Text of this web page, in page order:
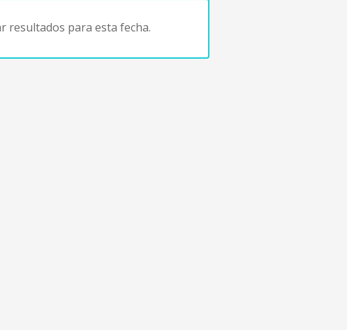
resultados para esta fecha.